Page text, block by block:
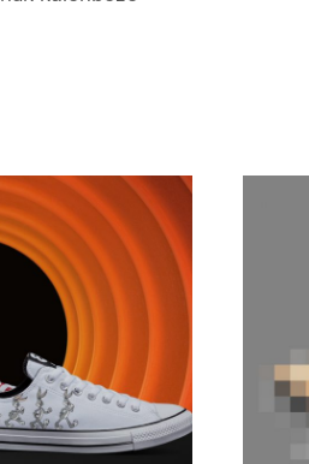
a legjobb
viseletek
szerint (is)
CHUCK
t